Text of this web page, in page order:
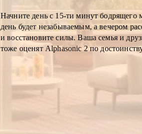
Начните день с 15-ти минут бодрящего
день будет незабываемым, а вечером
и восстановите силы. Ваша семья и
тоже оценят Alphasonic 2 по